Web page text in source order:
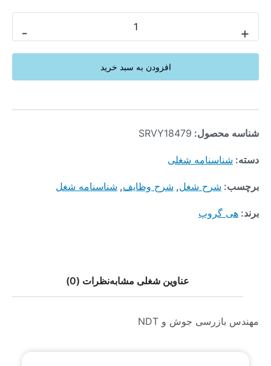
- +
افزودن به سبد خرید
شناسه محصول: SRVY18479
دسته: شناسنامه شغلی
برچسب: شرح شغل, شرح وظایف, شناسنامه شغل
برند: هی گروپ
عناوین شغلی مشابهنظرات (0)
مهندس بازرسی جوش و NDT